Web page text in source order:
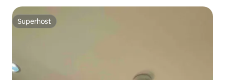
Superhost
Superhost